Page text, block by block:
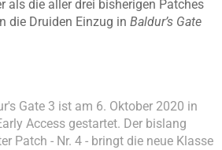
als die aller drei bisherigen Patches
die Druiden Einzug in Baldur’s Gate
Gate 3 ist am 6. Oktober 2020 in
Access gestartet. Der bislang
Patch - Nr. 4 - bringt die neue Klasse